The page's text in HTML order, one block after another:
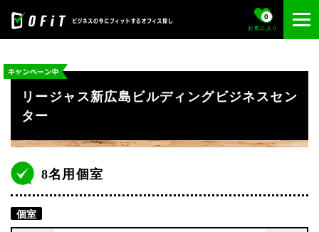
お気に入り
0
リージャス新広島ビルディングビジネスセン
ター
8名用個室
個室